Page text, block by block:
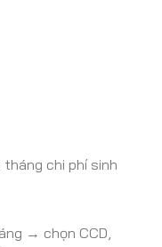
tháng chi phí sinh
→ chọn CCD,